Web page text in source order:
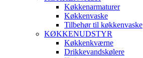
Køkkenarmaturer
Køkkenvaske
Tilbehør til køkkenvaske
KØKKENUDSTYR
Køkkenkværne
Drikkevandskølere